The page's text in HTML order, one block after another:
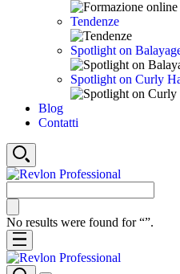
Tendenze
Spotlight on
Spotlight on Curly
Blog
Contatti
No results were found for “”.